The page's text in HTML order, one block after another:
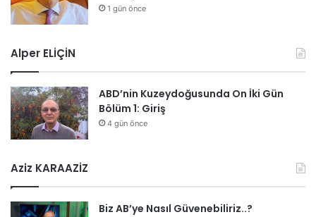
1 gün önce
Alper ELİÇİN
ABD’nin Kuzeydoğusunda On İki Gün
Bölüm 1: Giriş
4 gün önce
Aziz KARAAZİZ
Biz AB’ye Nasıl Güvenebiliriz..?